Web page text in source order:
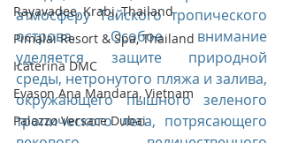
Rayavadee, Krabi, Thailand
Pimalai Resort & Spa, Thailand
Icaterina DMC
Evason Ana Mandara, Vietnam
Palazzo Versace Dubai
атмосферу Тайского тропического
острова. Особое внимание
уделяется защите природной
среды, нетронутого пляжа и залива,
окружающего пышного зеленого
тропического леса, потрясающего